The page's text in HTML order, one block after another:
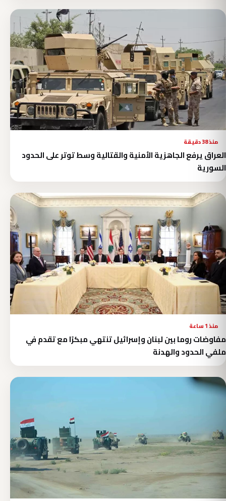
منذ 38 دقيقة
العراق يرفع الجاهزية الأمنية والقتالية وسط توتر على الحدود
السورية
منذ 1 ساعة
مفاوضات روما بين لبنان وإسرائيل تنتهي مبكرًا مع تقدم في
ملفي الحدود والهدنة